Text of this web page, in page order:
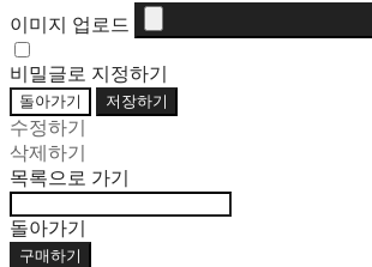
이미지 업로드
비밀글로 지정하기
돌아가기 저장하기
수정하기
삭제하기
목록으로 가기
돌아가기
구매하기